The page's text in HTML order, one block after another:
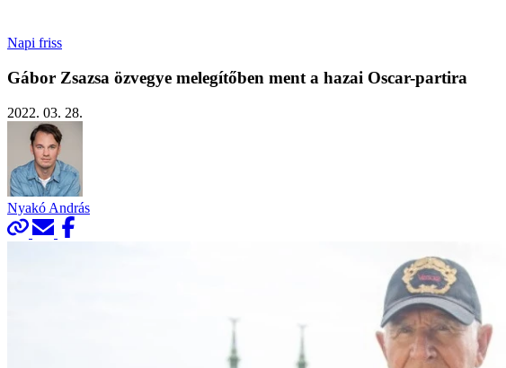
Napi friss
Gábor Zsazsa özvegye melegítőben ment a hazai Oscar-partira
2022. 03. 28.
Nyakó András